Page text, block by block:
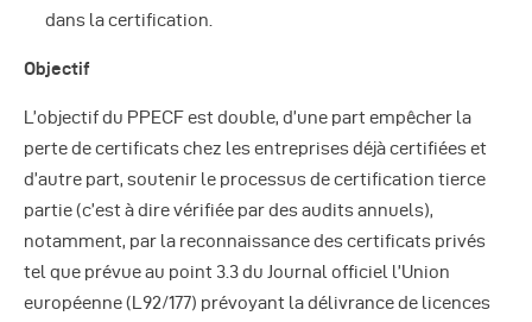
dans la certification.
Objectif
L’objectif du PPECF est double, d’une part empêcher la
perte de certificats chez les entreprises déjà certifiées et
d’autre part, soutenir le processus de certification tierce
partie (c’est à dire vérifiée par des audits annuels),
notamment, par la reconnaissance des certificats privés
tel que prévue au point 3.3 du Journal officiel l’Union
européenne (L92/177) prévoyant la délivrance de licences